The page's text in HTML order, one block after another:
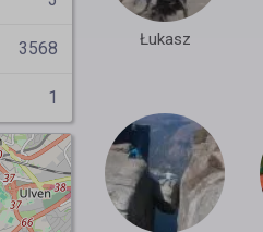
3568
1
Łukasz